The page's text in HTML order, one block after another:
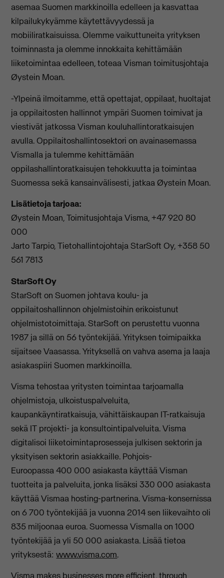
asemaa Suomen markkinoilla edelleen ja kasvattaa
kilpailukykyämme käytettävyydessä ja
mobiiliratkaisuissa. Olemme vaikuttuneita yrityksen
toiminnasta ja olemme innokkaita kehittämään
liiketoimintaa edelleen, toteaa Visman toimitusjohtaja
Øystein Moan.
-Ylpeinä ilmoitamme, että opettajat, oppilaat, huoltajat
ja oppilaitosten hallinnot ympäri Suomen toimivat ja
viestivät jatkossa Visman kouluhallintoratkaisujen
avulla. Oppilaitoshallintosektori on avainasemassa
Vismalla ja tulemme kehittämään
oppilashallintoratkaisujen tehokkuutta ja toimintaa
Suomessa sekä kansainvälisesti, jatkaa Øystein Moan.
Lisätietoja tarjoaa:
Øystein Moan, Toimitusjohtaja Visma, +47 920 80
000
Jarto Tarpio, Tietohallintojohtaja StarSoft Oy, +358 50
561 7813
StarSoft Oy
StarSoft on Suomen johtava koulu- ja
oppilaitoshallinnon ohjelmistoihin erikoistunut
ohjelmistotoimittaja. StarSoft on perustettu vuonna
1987 ja sillä on 56 työntekijää. Yrityksen toimipaikka
sijaitsee Vaasassa. Yrityksellä on vahva asema ja laaja
asiakaspiiri Suomen markkinoilla.
Visma tehostaa yritysten toimintaa tarjoamalla
ohjelmistoja, ulkoistuspalveluita,
kaupankäyntiratkaisuja, vähittäiskaupan IT-ratkaisuja
sekä IT projekti- ja konsultointipalveluita. Visma
digitalisoi liiketoimintaprosesseja julkisen sektorin ja
yksityisen sektorin asiakkaille. Pohjois-
Euroopassa 400 000 asiakasta käyttää Visman
tuotteita ja palveluita, jonka lisäksi 330 000 asiakasta
käyttää Vismaa hosting-partnerina. Visma-konsernissa
on 6 700 työntekijää ja vuonna 2014 sen liikevaihto oli
835 miljoonaa euroa. Suomessa Vismalla on 1000
työntekijää ja yli 50 000 asiakasta. Lisää tietoa
yrityksestä:www.visma.com.
Visma makes businesses more efficient, through